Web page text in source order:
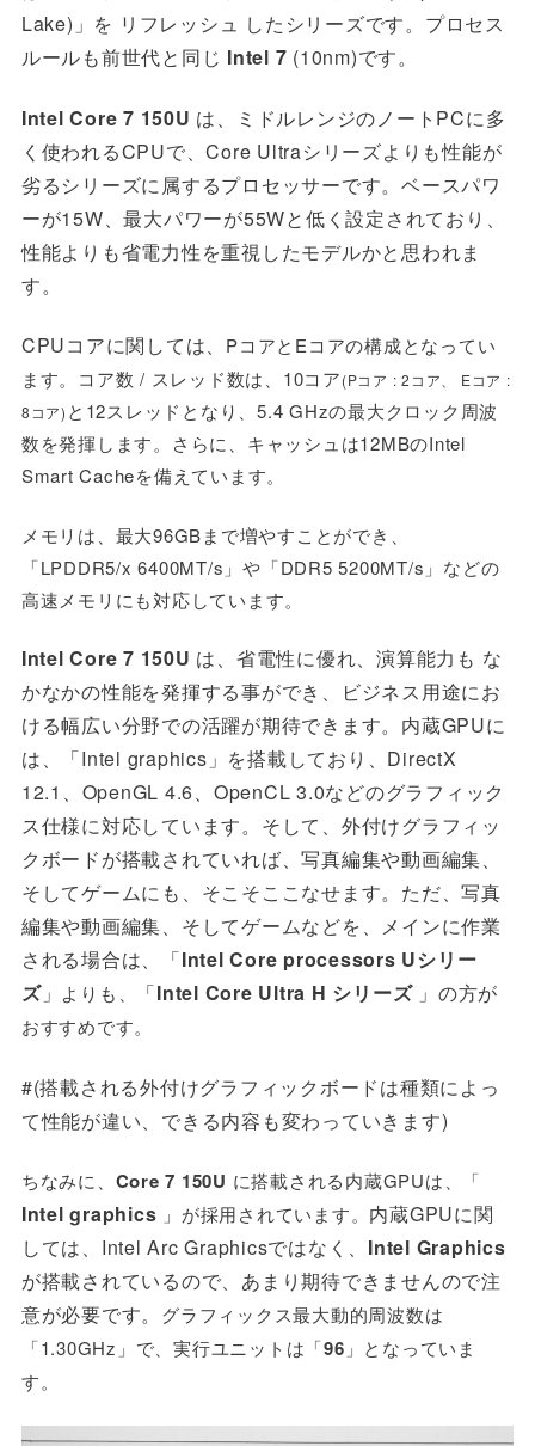
Lake)」を リフレッシュ したシリーズです。プロセス
ルールも前世代と同じ Intel 7 (10nm)です。
IntelCore 7 150U は、ミドルレンジのノートPCに多
く使われるCPUで、Core Ultraシリーズよりも性能が
劣るシリーズに属するプロセッサーです。ベースパワ
ーが15W、最大パワーが55Wと低く設定されており、
性能よりも省電力性を重視したモデルかと思われま
す。
CPUコアに関しては、 PコアとEコアの構成となってい
ます。コア数 / スレッド数は、10コア(Pコア : 2コア、 Eコア :
8コア) と12スレッドとなり、5.4 GHzの最大クロック周波
数を発揮します。さらに、キャッシュは12MBのIntel
Smart Cacheを備えています。
メモリは、 最大96GBまで増やすことができ、
「LPDDR5/x 6400MT/s」や「DDR5 5200MT/s」 などの
高速メモリにも対応しています。
IntelCore 7 150U は、省電性に優れ、演算能力も な
かなかの性能を発揮する事ができ、ビジネス用途にお
ける幅広い分野での活躍が期待できます。内蔵GPUに
は、「Intel graphics 」 を搭載しており、 DirectX
12.1、 OpenGL 4.6、OpenCL 3.0などのグラフィック
ス仕様に対応しています。そして 、 外付けグラフィッ
クボードが搭載されていれば、写真編集や動画編集、
そしてゲームにも、そこそここなせます。ただ、写真
編集や動画編集、そしてゲームなどを、メインに作業
される場合は、「Intel Core processors Uシリー
ズ」 よりも、 「Intel Core Ultra H シリーズ 」の方が
おすすめです。
#(搭載される外付けグラフィックボードは種類によっ
て性能が違い、できる内容も変わっていきます)
ちなみに、 Core 7 150U に搭載される内蔵GPUは、「
Intel graphics 」が採用されています。 内蔵GPUに関
しては、Intel Arc Graphicsではなく、 Intel Graphics
が搭載されているので、あまり期待できませんので注
意が必要です。 グラフィックス最大動的周波数は
「1.30GHz」で、実行ユニット は「96 」となっていま
す。